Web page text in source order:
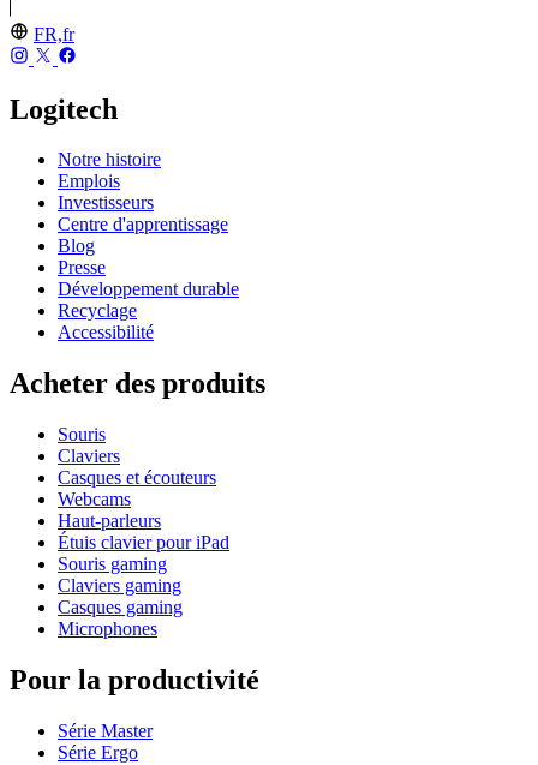
FR,fr
Logitech
Notre histoire
Emplois
Investisseurs
Centre d'apprentissage
Blog
Presse
Développement durable
Recyclage
Accessibilité
Acheter des produits
Souris
Claviers
Casques et écouteurs
Webcams
Haut-parleurs
Étuis clavier pour iPad
Souris gaming
Claviers gaming
Casques gaming
Microphones
Pour la productivité
Série Master
Série Ergo